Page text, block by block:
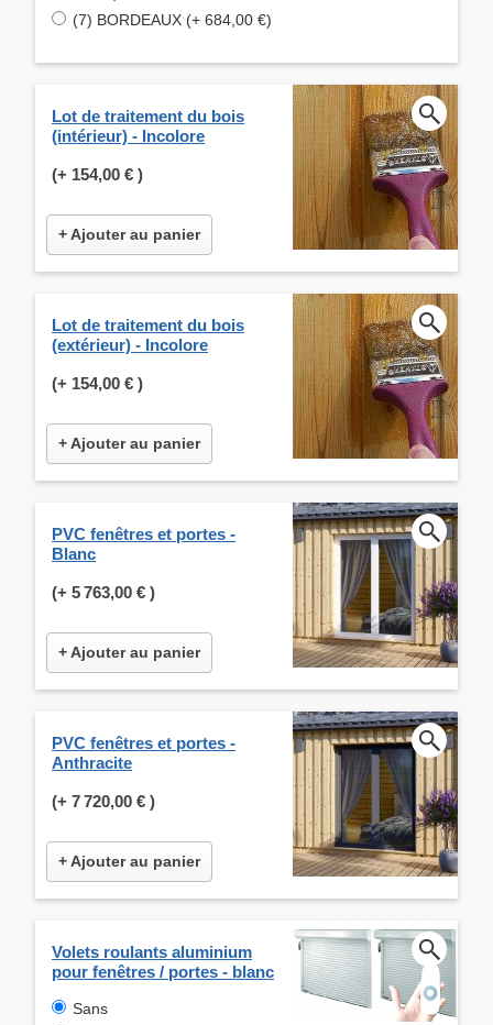
(7) BORDEAUX (+ 684,00 €)
Lot de traitement du bois
(intérieur) - Incolore
(+ 154,00 € )
+ Ajouter au panier
Lot de traitement du bois
(extérieur) - Incolore
(+ 154,00 € )
+ Ajouter au panier
PVC fenêtres et portes -
Blanc
(+ 5 763,00 € )
+ Ajouter au panier
PVC fenêtres et portes -
Anthracite
(+ 7 720,00 € )
+ Ajouter au panier
Volets roulants aluminium
pour fenêtres / portes - blanc
Sans